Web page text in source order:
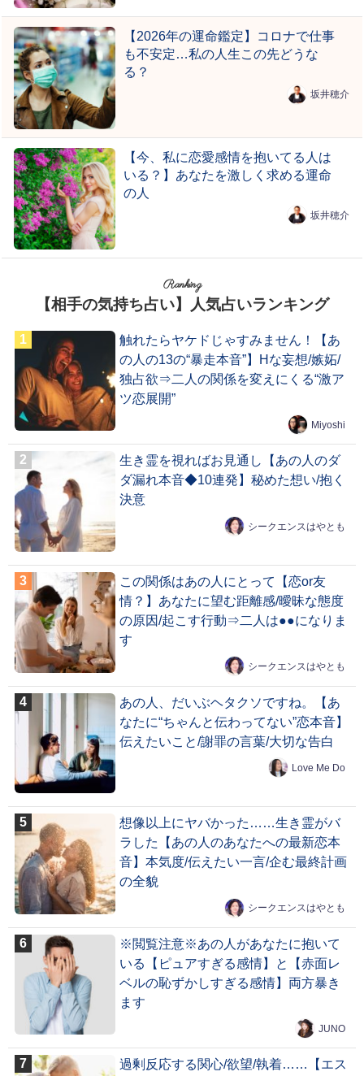
【2026年の運命鑑定】コロナで仕事
も不安定…私の人生この先どうな
る？
坂井穂介
【今、私に恋愛感情を抱いてる人は
いる？】あなたを激しく求める運命
の人
坂井穂介
Ranking
【相手の気持ち占い】人気占いランキング
触れたらヤケドじゃすみません！【あ
の人の13の“暴走本音”】Hな妄想/嫉妬/
独占欲⇒二人の関係を変えにくる“激ア
ツ恋展開”
Miyoshi
生き霊を視ればお見通し【あの人のダ
ダ漏れ本音◆10連発】秘めた想い/抱く
決意
シークエンスはやとも
この関係はあの人にとって【恋or友
情？】あなたに望む距離感/曖昧な態度
の原因/起こす行動⇒二人は●●になりま
す
シークエンスはやとも
あの人、だいぶヘタクソですね。【あ
なたに“ちゃんと伝わってない”恋本音】
伝えたいこと/謝罪の言葉/大切な告白
Love Me Do
想像以上にヤバかった……生き霊がバ
ラした【あの人のあなたへの最新恋本
音】本気度/伝えたい一言/企む最終計画
の全貌
シークエンスはやとも
※閲覧注意※あの人があなたに抱いて
いる【ピュアすぎる感情】と【赤面レ
ベルの恥ずかしすぎる感情】両方暴き
ます
JUNO
過剰反応する関心/欲望/執着……【エス